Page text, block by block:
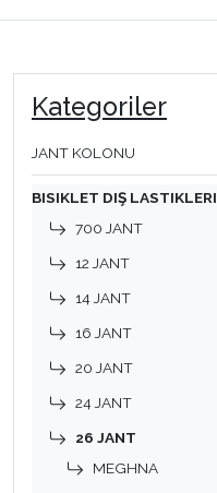
Kategoriler
JANT KOLONU
BISIKLET DIŞ LASTIKLERI
700 JANT
12 JANT
14 JANT
16 JANT
20 JANT
24 JANT
26 JANT
MEGHNA